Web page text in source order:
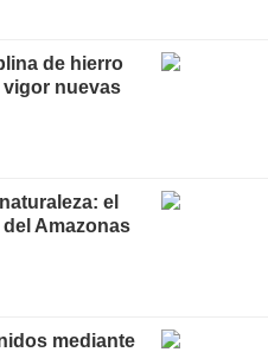
de hierro
vigor nuevas
el
Amazonas
mediante